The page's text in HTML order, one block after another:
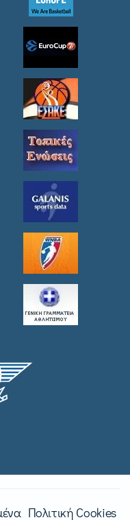
Πολιτική Cookies